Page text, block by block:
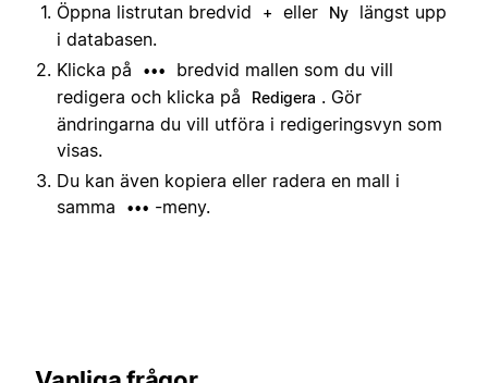
Öppna listrutan bredvid + eller Ny
längst upp
i databasen.
Klicka på
•••
bredvid mallen som du vill
redigera och klicka på
Redigera . Gör
ändringarna du vill utföra i redigeringsvyn som
visas.
Du kan även kopiera eller radera en mall i
samma
••• -meny.